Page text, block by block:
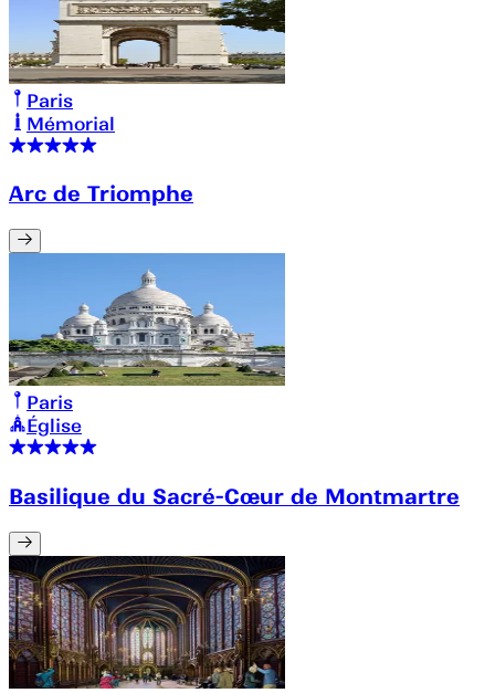
Paris
Mémorial
Arc de Triomphe
Paris
Église
Basilique du Sacré-Cœur de Montmartre